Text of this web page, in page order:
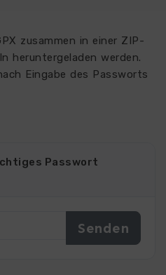
zusammen in einer ZIP-
heruntergeladen werden.
Eingabe des Passworts
Passwort